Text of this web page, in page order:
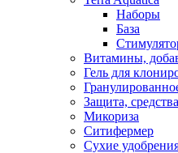
Наборы
База
Витамины,
Гель для
Защита,
Микориза
Ситифермер
Сухие